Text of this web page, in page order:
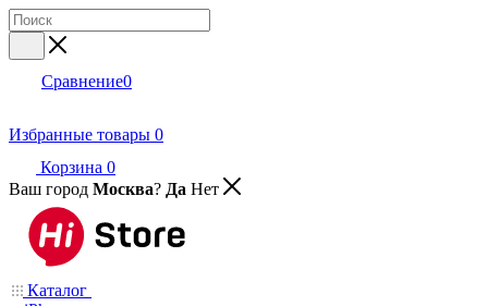
Сравнение0
Избранные товары 0
Корзина 0
Ваш город Москва? Да Нет
Каталог